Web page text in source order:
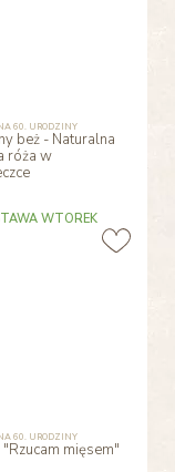
60. URODZINY
beż - Naturalna
róża w
WTOREK
60. URODZINY
"Rzucam mięsem"